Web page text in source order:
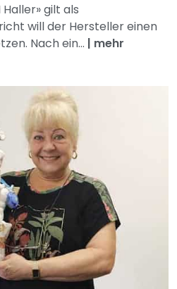
gilt als
will der Hersteller einen
Nach ein... | mehr